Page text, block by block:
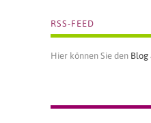
RSS-FEED
Hier können Sie den Blog